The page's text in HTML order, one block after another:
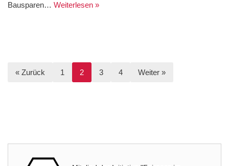
Bausparen… Weiterlesen »
« Zurück 1 2 3 4 Weiter »